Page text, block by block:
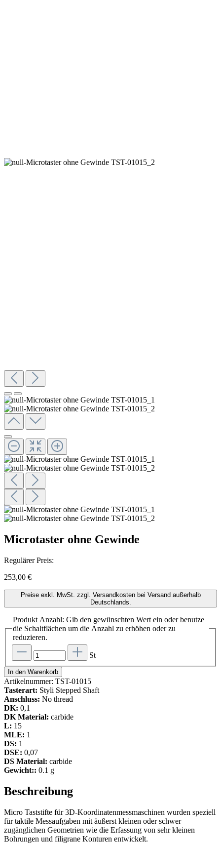
Microtaster ohne Gewinde
Regulärer Preis:
253,00 €
Preise exkl. MwSt. zzgl. Versandkosten bei Versand außerhalb
Deutschlands.
Produkt Anzahl: Gib den gewünschten Wert ein oder benutze
die Schaltflächen um die Anzahl zu erhöhen oder zu
reduzieren.
St
In den Warenkorb
Artikelnummer: TST-01015
Tasterart: Styli Stepped Shaft
Anschluss: No thread
DK: 0,1
DK Material: carbide
L: 15
MLE: 1
DS: 1
DSE: 0,07
DS Material: carbide
Gewicht:: 0.1 g
Beschreibung
Micro Taststifte für 3D-Koordinatenmessmaschinen wurden speziell
für taktile Messaufgaben mit äußerst kleinen oder schwer
zugänglichen Geometrien wie die Erfassung von sehr kleinen
Bohrungen und filigrane Konturen entwickelt.